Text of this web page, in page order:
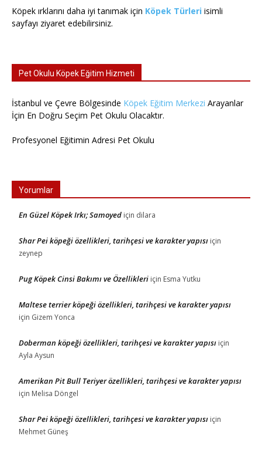
Köpek ırklarını daha iyi tanımak için Köpek Türleri isimli
sayfayı ziyaret edebilirsiniz.
Pet Okulu Köpek Eğitim Hizmeti
İstanbul ve Çevre Bölgesinde Köpek Eğitim Merkezi Arayanlar
İçin En Doğru Seçim Pet Okulu Olacaktır.
Profesyonel Eğitimin Adresi Pet Okulu
Yorumlar
En Güzel Köpek Irkı; Samoyed için dilara
Shar Pei köpeği özellikleri, tarihçesi ve karakter yapısı için
zeynep
Pug Köpek Cinsi Bakımı ve Özellikleri için Esma Yutku
Maltese terrier köpeği özellikleri, tarihçesi ve karakter yapısı
için Gizem Yonca
Doberman köpeği özellikleri, tarihçesi ve karakter yapısı için
Ayla Aysun
Amerikan Pit Bull Teriyer özellikleri, tarihçesi ve karakter yapısı
için Melisa Döngel
Shar Pei köpeği özellikleri, tarihçesi ve karakter yapısı için
Mehmet Güneş